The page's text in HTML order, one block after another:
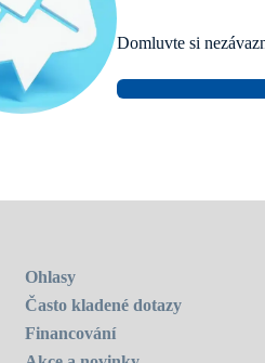
Domluvte si
Ohlasy
Často kladené dotazy
Financování